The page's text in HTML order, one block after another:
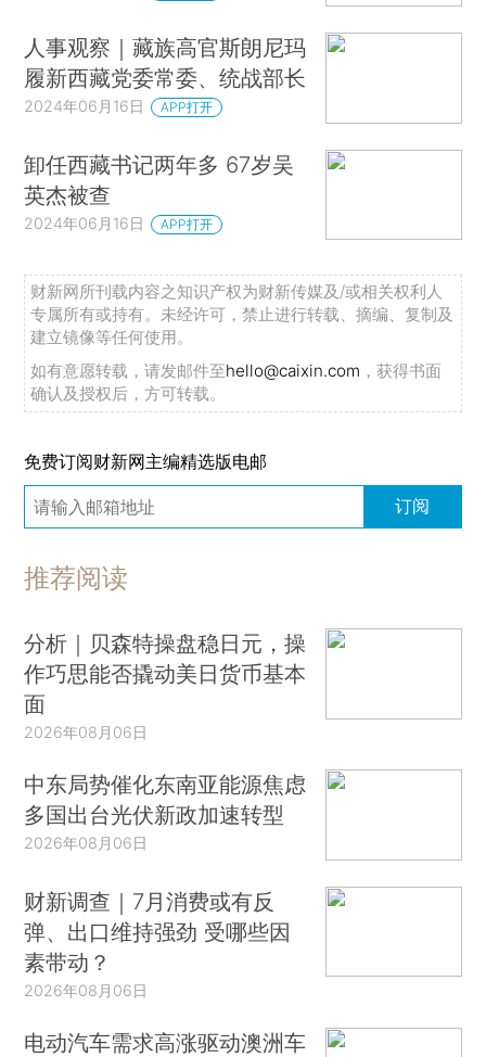
人事观察｜藏族高官斯朗尼玛
履新西藏党委常委、统战部长
2024年06月16日 APP打开
卸任西藏书记两年多 67岁吴
英杰被查
2024年06月16日 APP打开
财新网所刊载内容之知识产权为财新传媒及/或相关权利人
专属所有或持有。未经许可，禁止进行转载、摘编、复制及
建立镜像等任何使用。
如有意愿转载，请发邮件至hello@caixin.com ，获得书面
确认及授权后，方可转载。
免费订阅财新网主编精选版电邮
订阅
推荐阅读
分析｜贝森特操盘稳日元，操
作巧思能否撬动美日货币基本
面
2026年08月06日
中东局势催化东南亚能源焦虑
多国出台光伏新政加速转型
2026年08月06日
财新调查｜7月消费或有反
弹、出口维持强劲 受哪些因
素带动？
2026年08月06日
电动汽车需求高涨驱动澳洲车